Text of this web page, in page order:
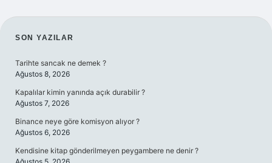
SIDEBAR
SON YAZILAR
Tarihte sancak ne demek ?
Ağustos 8, 2026
Kapalılar kimin yanında açık durabilir ?
Ağustos 7, 2026
Binance neye göre komisyon alıyor ?
Ağustos 6, 2026
Kendisine kitap gönderilmeyen peygambere ne denir ?